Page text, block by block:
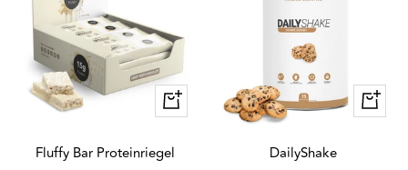
Schnellansicht
Fluffy Bar Proteinriegel DailyShake